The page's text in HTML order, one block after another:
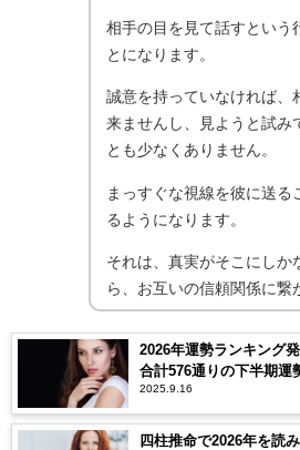
相手の目を見て話すという
とになります。
誠意を持っていなければ、
来ませんし、見ようと試み
とも少なくありません。
まっすぐな視線を彼に送
るようになります。
それは、真実がそこにしか
ら、お互いの信頼関係に繋
2026年運勢ランキング
合計576通りの下半期運
2025.9.16
四柱推命で2026年を読